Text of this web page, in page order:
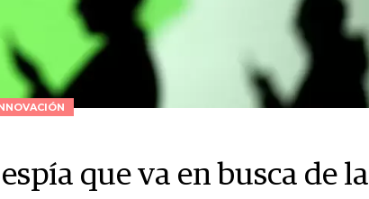
que va en busca de la